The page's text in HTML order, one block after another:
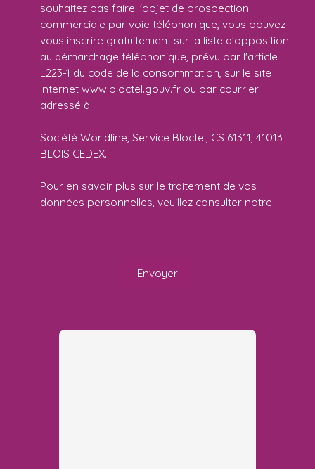
souhaitez pas faire l'objet de prospection
commerciale par voie téléphonique, vous pouvez
vous inscrire gratuitement sur la liste d'opposition
au démarchage téléphonique, prévu par l'article
L223-1 du code de la consommation, sur le site
Internet www.bloctel.gouv.fr ou par courrier
adressé à :
Société Worldline, Service Bloctel, CS 61311, 41013
BLOIS CEDEX.
Pour en savoir plus sur le traitement de vos
données personnelles, veuillez consulter notre
.
Envoyer